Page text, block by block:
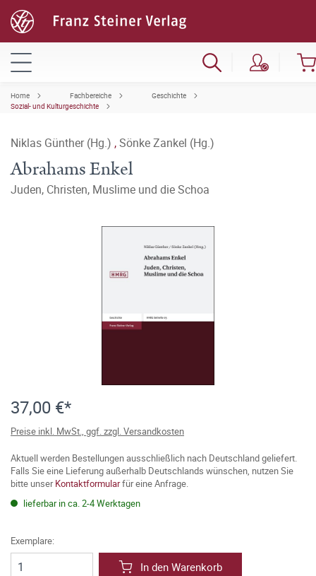
Home Fachbereiche
Geschichte
Sozial- und Kulturgeschichte
Niklas Günther (Hg.) ,Sönke Zankel (Hg.)
Abrahams Enkel
Juden, Christen, Muslime und die Schoa
37,00 €*
Preise inkl. MwSt., ggf. zzgl. Versandkosten
Aktuell werden Bestellungen ausschließlich nach Deutschland geliefert.
Falls Sie eine Lieferung außerhalb Deutschlands wünschen, nutzen Sie
bitte unserKontaktformularfür eine Anfrage.
lieferbar in ca. 2-4 Werktagen
Exemplare:
In den Warenkorb